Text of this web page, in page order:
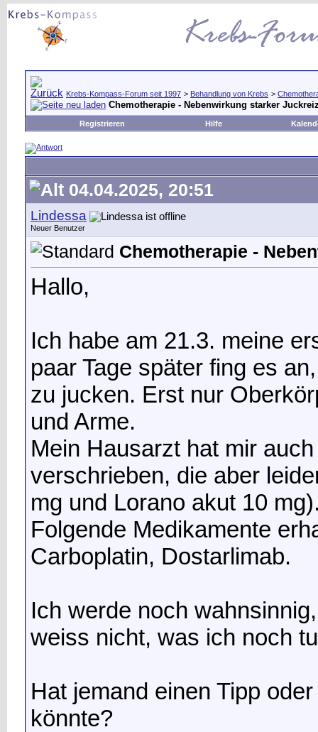
Krebs-Kompass-Forum seit 1997 > Behandlung von Krebs >
Chemotherapie - Nebenwirkung starker
Registrieren Hilfe
04.04.2025, 20:51
Lindessa
Neuer Benutzer
Chemotherapie -
Hallo,
Ich habe am 21.3. meine
paar Tage später fing es
zu jucken. Erst nur
und Arme.
Mein Hausarzt hat mir
verschrieben, die aber
mg und Lorano akut 10
Folgende Medikamente
Carboplatin, Dostarlimab.
Ich werde noch
weiss nicht, was ich noch
Hat jemand einen Tipp
könnte?